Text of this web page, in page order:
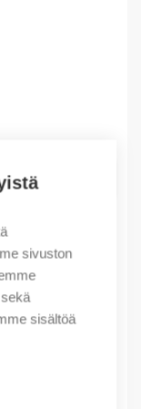
sivuston
sisältöä